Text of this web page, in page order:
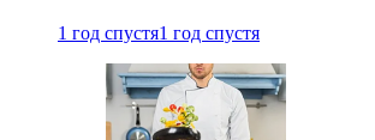
1 год спустя1 год спустя